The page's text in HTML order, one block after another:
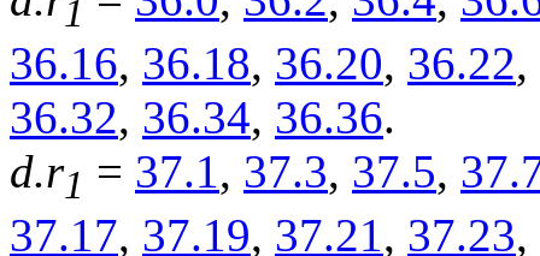
1
36.16, 36.18, 36.20, 36.22,
36.32, 36.34, 36.36.
d.r1 = 37.1, 37.3, 37.5,
37.17, 37.19, 37.21 , 37.23,